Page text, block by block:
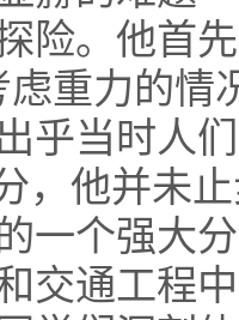
险。他首
虑重力的情
乎当时人
，他并未
一个强大
交通工程